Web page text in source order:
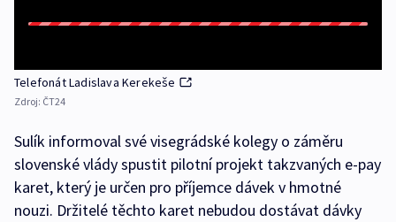
Telefonát Ladislava Kerekeše
Zdroj: ČT24
Sulík informoval své visegrádské kolegy o záměru
slovenské vlády spustit pilotní projekt takzvaných e-pay
karet, který je určen pro příjemce dávek v hmotné
nouzi. Držitelé těchto karet nebudou dostávat dávky